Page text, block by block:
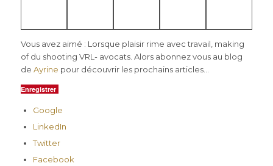
Vous avez aimé : Lorsque plaisir rime avec travail, making
of du shooting VRL- avocats. Alors abonnez vous au blog
de Ayrine pour découvrir les prochains articles…
Enregistrer
Google
LinkedIn
Twitter
Facebook